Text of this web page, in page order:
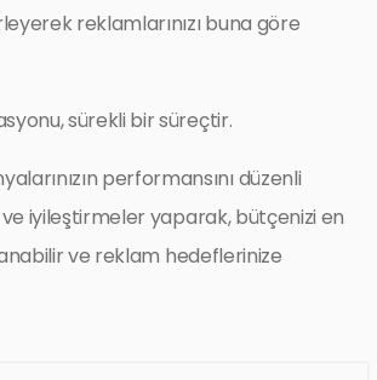
reklamlarınızı buna göre
sürekli bir süreçtir.
performansını düzenli
iyileştirmeler yaparak, bütçenizi en
ve reklam hedeflerinize